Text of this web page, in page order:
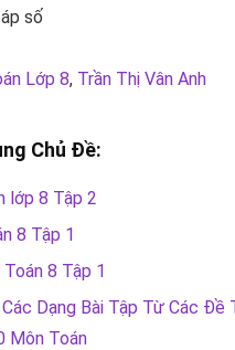
số
Lớp 8, Trần Thị Vân Anh
Chủ Đề:
lớp 8 Tập 2
8 Tập 1
Toán 8 Tập 1
Các Dạng Bài Tập Từ Các Đề
Môn Toán